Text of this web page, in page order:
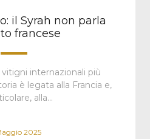
il Syrah non parla
francese
vitigni internazionali più
è legata alla Francia e,
alla…
2025